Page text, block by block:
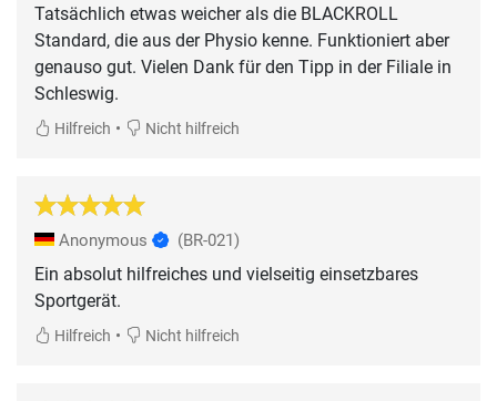
Tatsächlich etwas weicher als die BLACKROLL
Standard, die aus der Physio kenne. Funktioniert aber
genauso gut. Vielen Dank für den Tipp in der Filiale in
Schleswig.
Hilfreich • Nicht hilfreich
Anonymous (BR-021)
Ein absolut hilfreiches und vielseitig einsetzbares
Sportgerät.
Hilfreich • Nicht hilfreich